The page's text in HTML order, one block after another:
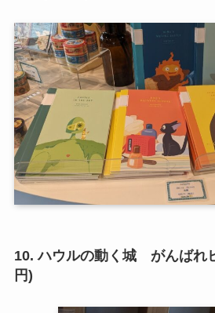
10. ハウルの動く城 がんば
円)